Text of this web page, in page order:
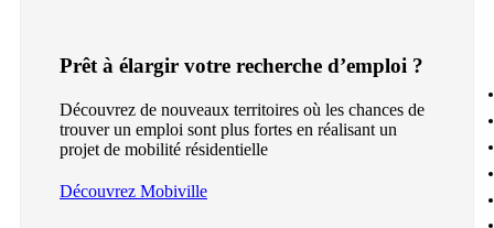
Prêt à élargir votre recherche d’emploi ?
Découvrez de nouveaux territoires où les chances de
trouver un emploi sont plus fortes en réalisant un
projet de mobilité résidentielle
Découvrez Mobiville